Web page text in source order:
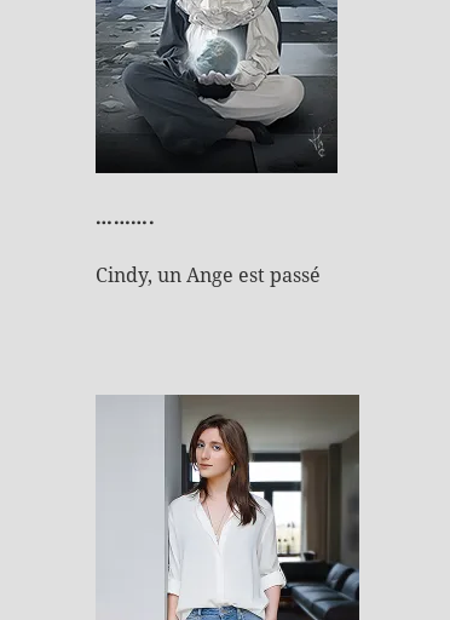
……….
Cindy, un Ange est passé